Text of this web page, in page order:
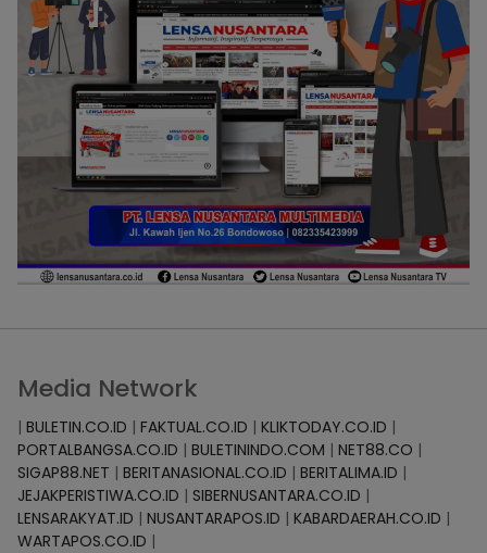
Media Network
| BULETIN.CO.ID | FAKTUAL.CO.ID | KLIKTODAY.CO.ID |
PORTALBANGSA.CO.ID | BULETININDO.COM | NET88.CO |
SIGAP88.NET | BERITANASIONAL.CO.ID | BERITALIMA.ID |
JEJAKPERISTIWA.CO.ID | SIBERNUSANTARA.CO.ID |
LENSARAKYAT.ID | NUSANTARAPOS.ID | KABARDAERAH.CO.ID |
WARTAPOS.CO.ID |